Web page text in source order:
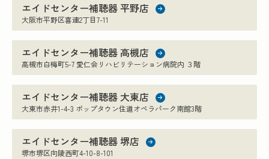
エイドセンター補聴器 平野店
大阪市平野区喜連2丁目7-11
エイドセンター補聴器 高槻店
高槻市白梅町5-7 愛仁会リハビリテーション病院内 ３階
エイドセンター補聴器 大東店
大東市赤井1-4-3 ポップタウン住道オペラパーク南館3階
エイドセンター補聴器 堺店
堺市堺区向陵西町4-10-8-101